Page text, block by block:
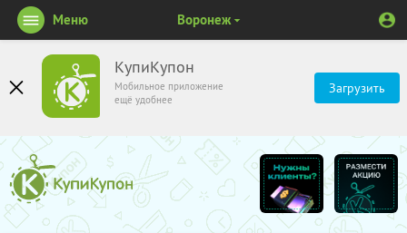
КупиКупон
Мобильное приложение
ещё удобнее
Загрузить
Меню Воронеж